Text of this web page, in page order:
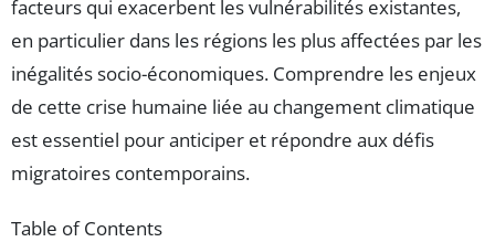
facteurs qui exacerbent les vulnérabilités existantes,
en particulier dans les régions les plus affectées par les
inégalités socio-économiques. Comprendre les enjeux
de cette crise humaine liée au changement climatique
est essentiel pour anticiper et répondre aux défis
migratoires contemporains.
Table of Contents